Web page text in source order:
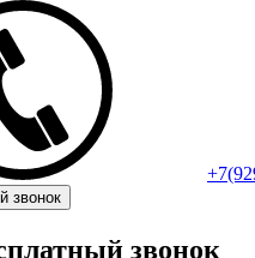
звонок
звонок